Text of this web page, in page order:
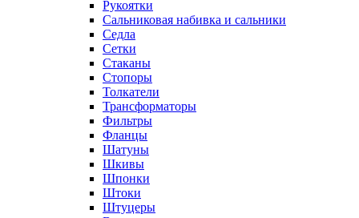
Рукоятки
Сальниковая набивка и сальники
Седла
Сетки
Стаканы
Стопоры
Толкатели
Трансформаторы
Фильтры
Фланцы
Шатуны
Шкивы
Шпонки
Штоки
Штуцеры